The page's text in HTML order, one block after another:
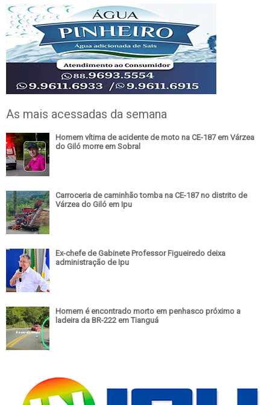
As mais acessadas da semana
Homem vítima de acidente de moto na CE-187 em Várzea
do Giló morre em Sobral
Carroceria de caminhão tomba na CE-187 no distrito de
Várzea do Giló em Ipu
Ex-chefe de Gabinete Professor Figueiredo deixa
administração de Ipu
Homem é encontrado morto em penhasco próximo a
ladeira da BR-222 em Tianguá